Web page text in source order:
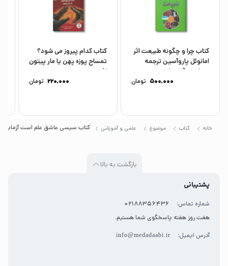
کتاب چرا و چگونه طبیعت اثر
امانوئل پاروآسین ترجمه
مهناز عسگری نشر...
500,000 تومان
کتاب کدام پیروز می شود؟
تمساح پوزه پهن یا مار پیتون
اثر...
220,000 تومان
خانه کتاب موضوع علمی و آموزشی کتاب سیسی عاشق علم است آزمایش
بازگشت به بالا
پشتیبانی
شماره تماس:
02188356436
هفت روز هفته پاسخگوی شما هستیم.
آدرس ایمیل: info@medadaabi.ir